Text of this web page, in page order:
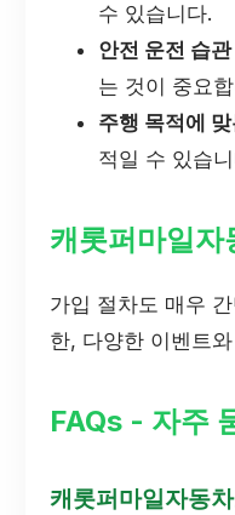
수 있습니다.
안전 운전 습
는 것이 중요
주행 목적에
적일 수 있습
캐롯퍼마일자
가입 절차도 매우
한, 다양한 이벤트
FAQs - 자주
캐롯퍼마일자동